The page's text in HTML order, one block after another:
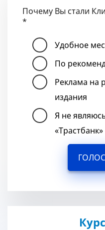
Почему Вы стали
*
Удобное
По
Реклама на
издания
Я не
«Трастбанк»